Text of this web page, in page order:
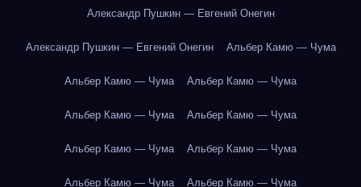
Александр Пушкин — Евгений Онегин
Александр Пушкин — Евгений Онегин Альбер Камю — Чума
Альбер Камю — Чума Альбер Камю — Чума
Альбер Камю — Чума Альбер Камю — Чума
Альбер Камю — Чума Альбер Камю — Чума
Альбер Камю — Чума Альбер Камю — Чума